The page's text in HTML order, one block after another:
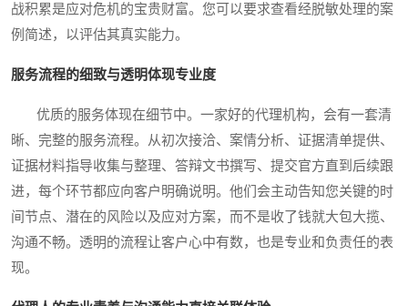
战积累是应对危机的宝贵财富。您可以要求查看经脱敏处理的案
例简述，以评估其真实能力。
服务流程的细致与透明体现专业度
优质的服务体现在细节中。一家好的代理机构，会有一套清
晰、完整的服务流程。从初次接洽、案情分析、证据清单提供、
证据材料指导收集与整理、答辩文书撰写、提交官方直到后续跟
进，每个环节都应向客户明确说明。他们会主动告知您关键的时
间节点、潜在的风险以及应对方案，而不是收了钱就大包大揽、
沟通不畅。透明的流程让客户心中有数，也是专业和负责任的表
现。